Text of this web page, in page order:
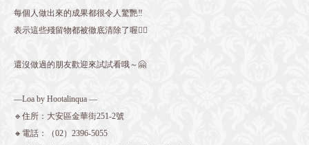
每個人做出來的成果都很令人驚艷‼️
表示這些殘留物都被徹底清除了喔✊🏻
還沒做過的朋友歡迎來試試看哦～🤗
—Loa by Hootalinqua —
🔹住所：大安區金華街251-2號
🔸電話：（02）2396-5055